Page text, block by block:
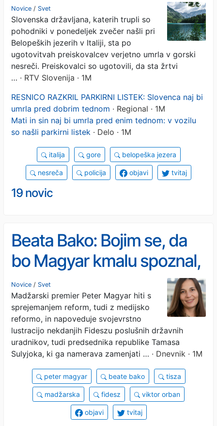
pri Belopeških jezerih
Novice / Svet
Slovenska državljana, katerih trupli so
pohodniki v ponedeljek zvečer našli pri
Belopeških jezerih v Italiji, sta po
ugotovitvah preiskovalcev verjetno umrla v gorski
nesreči. Preiskovalci so ugotovili, da sta žrtvi
… · RTV Slovenija · 1M
RESNICO RAZKRIL PARKIRNI LISTEK: Slovenca naj bi
umrla pred dobrim tednom · Regional · 1M
Mati in sin naj bi umrla pred enim tednom: v vozilu
so našli parkirni listek · Delo · 1M
italija gore belopeška jezera
nesreča policija objavi tvitaj
19 novic
Beata Bako: Bojim se, da
bo Magyar kmalu spoznal,
da je bolj udobno obdržati
poslušne uradnike
Novice / Svet
Madžarski premier Peter Magyar hiti s
sprejemanjem reform, tudi z medijsko
reformo, in napoveduje svojevrstno
lustracijo nekdanjih Fideszu poslušnih državnih
uradnikov, tudi predsednika republike Tamasa
Sulyjoka, ki ga namerava zamenjati … · Dnevnik · 1M
peter magyar beate bako tisza
madžarska fidesz viktor orban
objavi tvitaj